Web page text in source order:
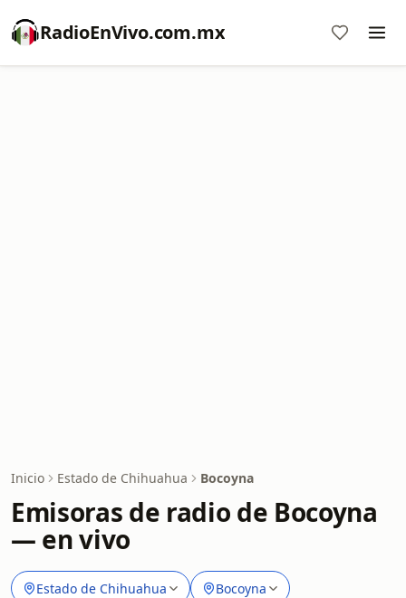
RadioEnVivo.com.mx
Inicio Estado de Chihuahua Bocoyna
Emisoras de radio de Bocoyna
— en vivo
Estado de Chihuahua Bocoyna